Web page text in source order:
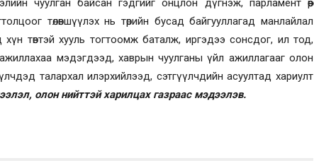
чуулган байсан гэдгийг онцлон дүгнэж, парламент өөрөө
төлөвшүүлэх нь төрийн бусад байгууллагад манлайлал
хүн төвтэй хууль тогтоомж баталж, иргэдээ сонсдог, ил тод,
мэдэгдээд, хаврын чуулганы үйл ажиллагааг олон
талархал илэрхийлээд, сэтгүүлчдийн асуултад хариулт
олон нийттэй харилцах газраас мэдээлэв.